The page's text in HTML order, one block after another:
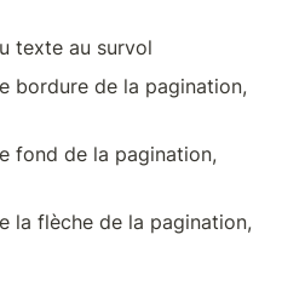
texte au survol
bordure de la pagination,
fond de la pagination,
la flèche de la pagination,